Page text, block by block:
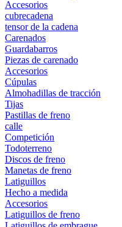
Accesorios
cubrecadena
tensor de la cadena
Carenados
Guardabarros
Piezas de carenado
Accesorios
Cúpulas
Almohadillas de tracción
Tijas
Pastillas de freno
calle
Competición
Todoterreno
Discos de freno
Manetas de freno
Latiguillos
Hecho a medida
Accesorios
Latiguillos de freno